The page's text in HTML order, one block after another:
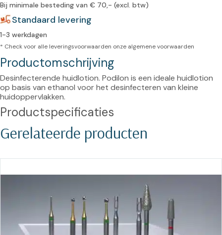
Bij minimale besteding van € 70,- (excl. btw)
Standaard levering
1-3 werkdagen
* Check voor alle leveringsvoorwaarden onze algemene voorwaarden
Productomschrijving
Desinfecterende huidlotion. Podilon is een ideale huidlotion
op basis van ethanol voor het desinfecteren van kleine
huidoppervlakken.
Productspecificaties
Gerelateerde producten